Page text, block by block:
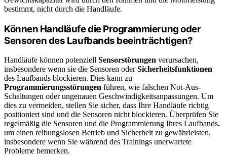
bestimmt, nicht durch die Handläufe.
Können Handläufe die Programmierung oder
Sensoren des Laufbands beeinträchtigen?
Handläufe können potenziell Sensorstörungen verursachen,
insbesondere wenn sie die Sensoren oderSicherheitsfunktionen
des Laufbands blockieren. Dies kann zu
Programmierungsstörungen führen, wie falschen Not-Aus-
Schaltungen oder ungenauen Geschwindigkeitsanpassungen. Um
dies zu vermeiden, stellen Sie sicher, dass Ihre Handläufe richtig
positioniert sind und die Sensoren nicht blockieren. Überprüfen Sie
regelmäßig die Sensoren und die Programmierung Ihres Laufbands,
um einen reibungslosen Betrieb und Sicherheit zu gewährleisten,
insbesondere wenn Sie während des Trainings unerwartete
Probleme bemerken.